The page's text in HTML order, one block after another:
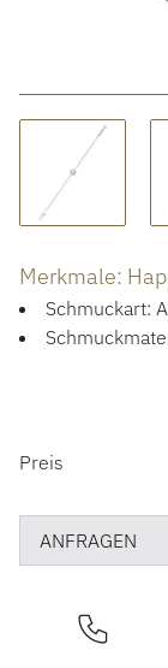
HOCHZEIT
ACCESSOIRES
ÜBER UNS
Merkmale:
Schmuckart:
Preis
ANFRAGEN